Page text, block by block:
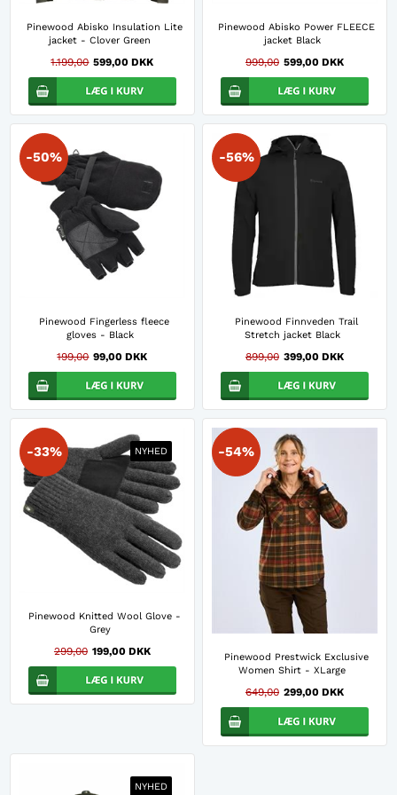
Pinewood Abisko Insulation Lite
jacket - Clover Green
1.199,00 599,00 DKK
Pinewood Abisko Power FLEECE
jacket Black
999,00 599,00 DKK
-50%
Pinewood Fingerless fleece
gloves - Black
199,00 99,00 DKK
-56%
Pinewood Finnveden Trail
Stretch jacket Black
899,00 399,00 DKK
NYHED
-33%
Pinewood Knitted Wool Glove -
Grey
299,00 199,00 DKK
-54%
Pinewood Prestwick Exclusive
Women Shirt - XLarge
649,00 299,00 DKK
NYHED